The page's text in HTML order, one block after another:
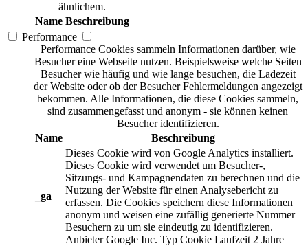
ähnlichem.
Name Beschreibung
Performance
Performance Cookies sammeln Informationen darüber, wie
Besucher eine Webseite nutzen. Beispielsweise welche Seiten
Besucher wie häufig und wie lange besuchen, die Ladezeit
der Website oder ob der Besucher Fehlermeldungen angezeigt
bekommen. Alle Informationen, die diese Cookies sammeln,
sind zusammengefasst und anonym - sie können keinen
Besucher identifizieren.
Name
Beschreibung
_ga
Dieses Cookie wird von Google Analytics installiert.
Dieses Cookie wird verwendet um Besucher-,
Sitzungs- und Kampagnendaten zu berechnen und die
Nutzung der Website für einen Analysebericht zu
erfassen. Die Cookies speichern diese Informationen
anonym und weisen eine zufällig generierte Nummer
Besuchern zu um sie eindeutig zu identifizieren.
Anbieter Google Inc. Typ Cookie Laufzeit 2 Jahre